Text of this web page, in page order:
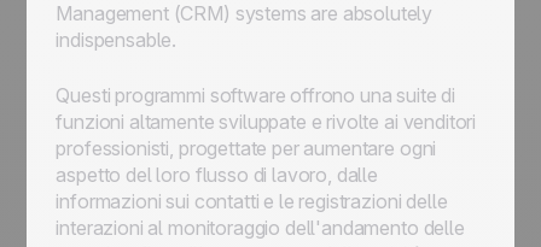
Management (CRM) systems are absolutely
indispensable.
Questi programmi software offrono una suite di
funzioni altamente sviluppate e rivolte ai venditori
professionisti, progettate per aumentare ogni
aspetto del loro flusso di lavoro, dalle
informazioni sui contatti e le registrazioni delle
interazioni al monitoraggio dell'andamento delle